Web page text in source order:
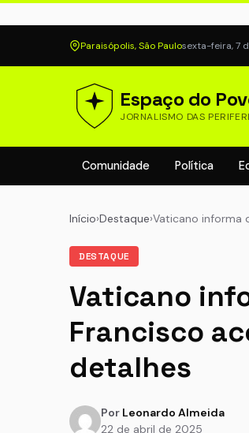
Paraisópolis, São Paulosexta-feira, 7
Espaço do
JORNALISMO DAS
Comunidade Política
Início›Destaque›Vaticano informa
DESTAQUE
Vaticano
Francisco
detalhes
Por Leonardo Almeida
22 de abril de 2025